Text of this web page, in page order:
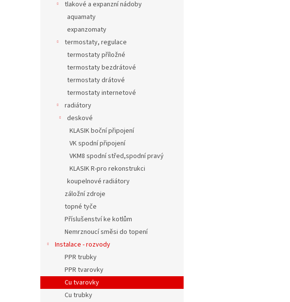
tlakové a expanzní nádoby
aquamaty
expanzomaty
termostaty, regulace
termostaty příložné
termostaty bezdrátové
termostaty drátové
termostaty internetové
radiátory
deskové
KLASIK boční připojení
VK spodní připojení
VKM8 spodní střed,spodní pravý
KLASIK R-pro rekonstrukci
koupelnové radiátory
záložní zdroje
topné tyče
Příslušenství ke kotlům
Nemrznoucí směsi do topení
Instalace - rozvody
PPR trubky
PPR tvarovky
Cu tvarovky
Cu trubky